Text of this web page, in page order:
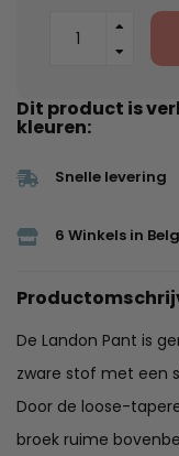
Dit product is
kleuren:
Snelle levering
6 Winkels in
De Landon Pant is
zware stof met een
Door de loose-
broek ruime